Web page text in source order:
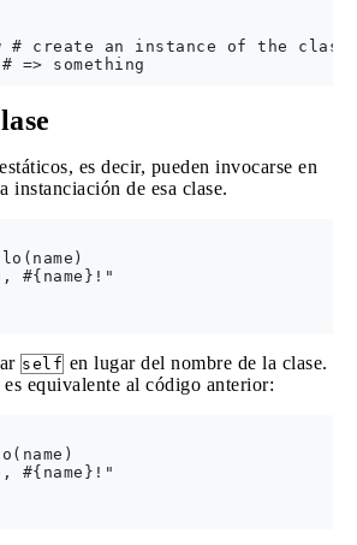
# create an instance of the class
es decir, pueden invocarse en
instanciación de esa clase.
#{name}!"
self en lugar del nombre de la clase.
equivalente al código anterior:
#{name}!"